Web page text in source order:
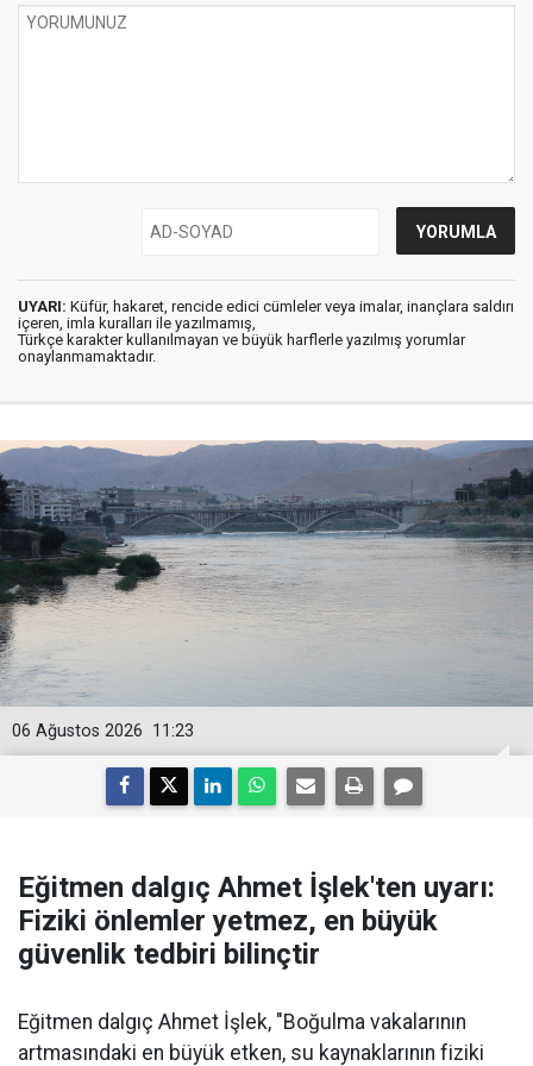
UYARI: Küfür, hakaret, rencide edici cümleler veya imalar, inançlara saldırı
içeren, imla kuralları ile yazılmamış,
Türkçe karakter kullanılmayan ve büyük harflerle yazılmış yorumlar
onaylanmamaktadır.
11:23
06 Ağustos 2026
Eğitmen dalgıç Ahmet İşlek'ten uyarı:
Fiziki önlemler yetmez, en büyük
güvenlik tedbiri bilinçtir
Eğitmen dalgıç Ahmet İşlek, "Boğulma vakalarının
artmasındaki en büyük etken, su kaynaklarının fiziki